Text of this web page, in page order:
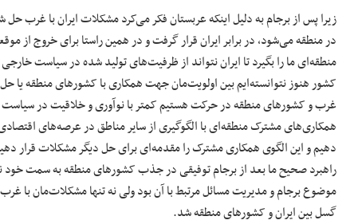
زیرا پس از برجام به دلیل اینکه عربستان فکر می‌کرد مشکلات ایران با غرب
در منطقه می‌شود، در برابر ایران قرار گرفت و در همین راستا برای خروج
منطقه‌ای ما را بگیرد تا ایران نتواند از ظرفیت‌های تولید شده در سیاست
کشور هنوز نتوانسته‌ایم بین اولویت‌مان جهت همکاری با کشورهای منطقه یا
غرب و کشورهای منطقه در حرکت هستیم کمتر با نوآوری و خلاقیت در سیاست
همکاری‌های مشترک منطقه‌ای با الگوگیری از سایر مناطق در عرصه‌های
دهیم و این الگوی همکاری مشترک را مقدمه‌ای برای حل دیگر مشکلات قرار
راهبرد صحیح ما بعد از برجام توفیقی در جذب کشورهای منطقه به سمت
موضوع برجام و مدیریت مسائل مرتبط با آن بود ولی نه تنها مشکلات‌مان با
گسل بین ایران و کشورهای منطقه شد.